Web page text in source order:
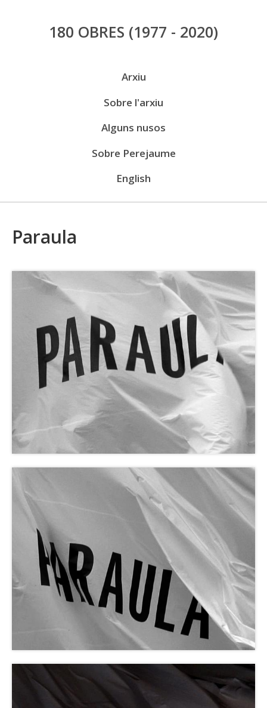
Vés
al
180 OBRES (1977 - 2020)
Arxiu
Sobre l'arxiu
Alguns nusos
Sobre Perejaume
English
Paraula